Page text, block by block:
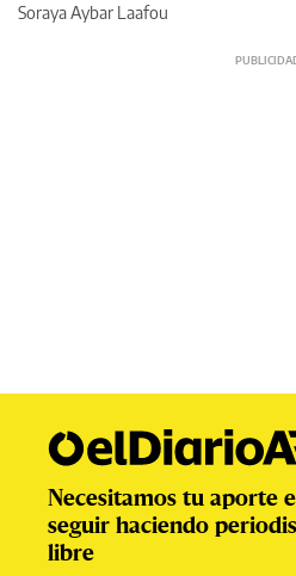
Soraya Aybar Laafou
Necesitamos tu aporte
seguir haciendo
libre